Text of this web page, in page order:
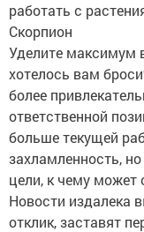
работать с
Скорпион
Уделите максимум
хотелось вам
более
ответственной
больше текущей
захламленность,
цели, к чему
Новости издалека
отклик, заставят